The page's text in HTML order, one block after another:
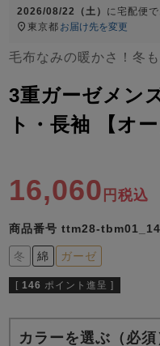
- Item Ranking -
すべての季節の
すべてのキッ
ズ
ガールズ
き
2026/08/22（土） に宅配便
東京都 お届け先を変更
毛布なみの暖かさ！冬
3重ガーゼメン
ト・長袖 【オ
16,060 税込
商品番号 ttm28-
冬 綿 ガーゼ
[ 146 ポイント進呈 ]
カラーを選ぶ（必須